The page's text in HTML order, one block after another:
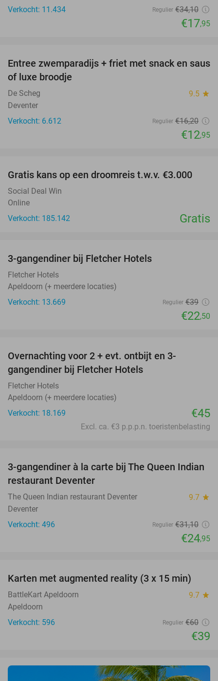
Verkocht: 11.434
Regulier €34,10
€17,95
20%
Entree zwemparadijs + friet met snack en saus
of luxe broodje
De Scheg 9.5 star
Deventer
Verkocht: 6.612
Regulier €16,20
€12,95
Gratis kans op een droomreis t.w.v. €3.000
Social Deal Win
Online
Verkocht: 185.142
Gratis
3-gangendiner bij Fletcher Hotels
Fletcher Hotels
Apeldoorn (+ meerdere locaties)
Verkocht: 13.669
Regulier €39
€22,50
Overnachting voor 2 + evt. ontbijt en 3-
gangendiner bij Fletcher Hotels
Fletcher Hotels
Apeldoorn (+ meerdere locaties)
Verkocht: 18.169
€45
Excl. ca. €3 p.p.p.n. toeristenbelasting
20%
3-gangendiner à la carte bij The Queen Indian
restaurant Deventer
The Queen Indian restaurant Deventer 9.7 star
Deventer
Verkocht: 496
Regulier €31,10
€24,95
35%
Karten met augmented reality (3 x 15 min)
BattleKart Apeldoorn 9.7 star
Apeldoorn
Verkocht: 596
Regulier €60
€39